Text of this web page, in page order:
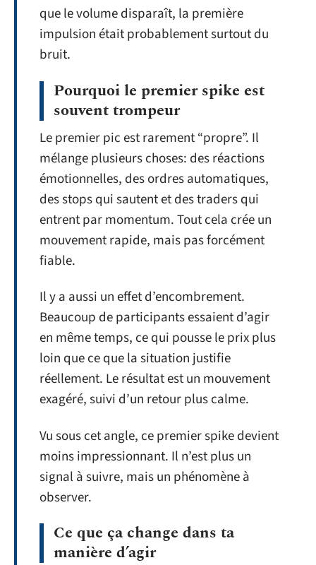
que le volume disparaît, la première
impulsion était probablement surtout du
bruit.
Pourquoi le premier spike est
souvent trompeur
Le premier pic est rarement “propre”. Il
mélange plusieurs choses: des réactions
émotionnelles, des ordres automatiques,
des stops qui sautent et des traders qui
entrent par momentum. Tout cela crée un
mouvement rapide, mais pas forcément
fiable.
Il y a aussi un effet d’encombrement.
Beaucoup de participants essaient d’agir
en même temps, ce qui pousse le prix plus
loin que ce que la situation justifie
réellement. Le résultat est un mouvement
exagéré, suivi d’un retour plus calme.
Vu sous cet angle, ce premier spike devient
moins impressionnant. Il n’est plus un
signal à suivre, mais un phénomène à
observer.
Ce que ça change dans ta
manière d’agir